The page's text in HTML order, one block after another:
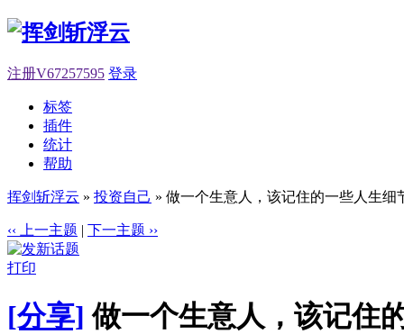
注册V67257595 登录
标签
插件
统计
帮助
挥剑斩浮云 » 投资自己 » 做一个生意人，该记住的一些人生细
‹‹ 上一主题 | 下一主题 ››
打印
[分享] 做一个生意人，该记住